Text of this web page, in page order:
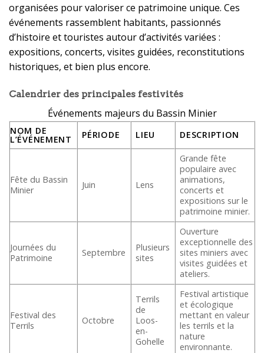
organisées pour valoriser ce patrimoine unique. Ces
événements rassemblent habitants, passionnés
d’histoire et touristes autour d’activités variées :
expositions, concerts, visites guidées, reconstitutions
historiques, et bien plus encore.
Calendrier des principales festivités
Événements majeurs du Bassin Minier
NOM DE
L’ÉVÉNEMENT PÉRIODE LIEU DESCRIPTION
Fête du Bassin
Minier
Juin Lens
Grande fête
populaire avec
animations,
concerts et
expositions sur le
patrimoine minier.
Journées du
Patrimoine
Septembre
Plusieurs
sites
Ouverture
exceptionnelle des
sites miniers avec
visites guidées et
ateliers.
Festival des
Terrils
Octobre
Terrils
de
Loos-
en-
Gohelle
Festival artistique
et écologique
mettant en valeur
les terrils et la
nature
environnante.